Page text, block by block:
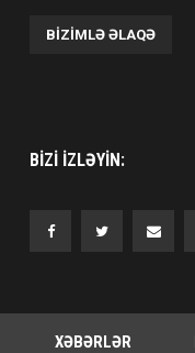
BIZIMLƏ ƏLAQƏ
BIZI IZLƏYIN:
XƏBƏRLƏR